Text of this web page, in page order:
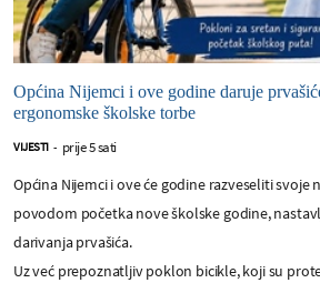
Općina Nijemci i ove godine daruje
ergonomske školske torbe
VIJESTI - prije 5 sati
Općina Nijemci i ove će godine razveseliti
povodom početka nove školske godine,
darivanja prvašića.
Uz već prepoznatljiv poklon bicikle, koji su